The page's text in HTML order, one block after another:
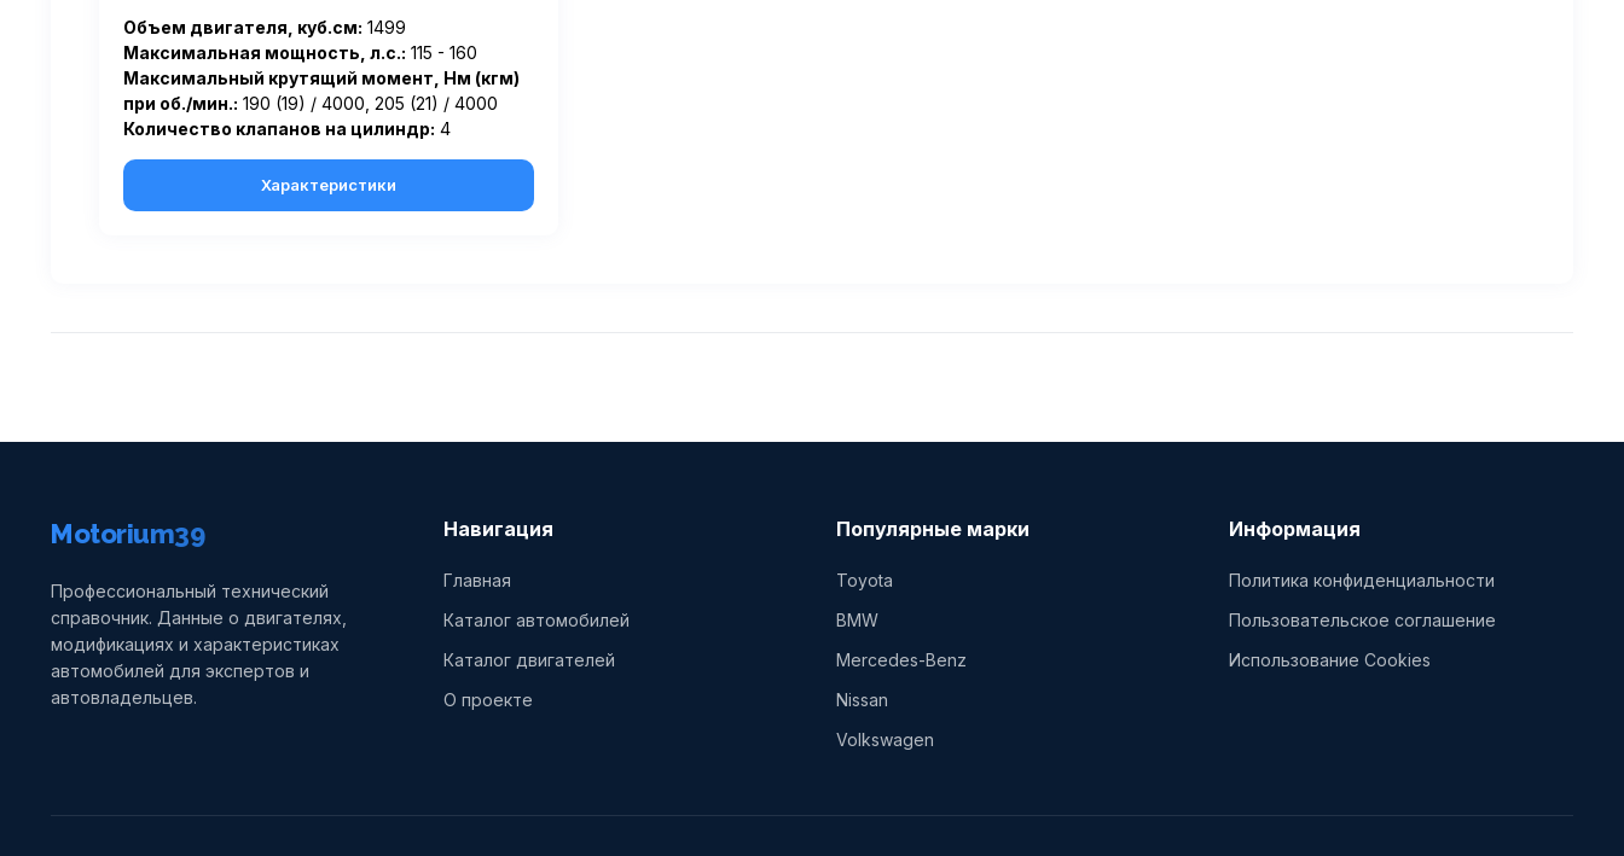
Объем двигателя, куб.см: 1499
Максимальная мощность, л.с.: 115 - 160
Максимальный крутящий момент, Нм (кгм)
при об./мин.: 190 (19) / 4000, 205 (21) / 4000
Количество клапанов на цилиндр: 4
Характеристики
Motorium39
Профессиональный технический
справочник. Данные о двигателях,
модификациях и характеристиках
автомобилей для экспертов и
автовладельцев.
Навигация
Главная
Каталог автомобилей
Каталог двигателей
О проекте
Популярные марки
Toyota
BMW
Mercedes-Benz
Nissan
Volkswagen
Информация
Политика конфиденциальности
Пользовательское соглашение
Использование Cookies